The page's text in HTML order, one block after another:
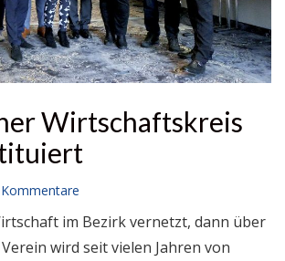
Wirtschaftskreis
im Bezirk vernetzt, dann über
wird seit vielen Jahren von